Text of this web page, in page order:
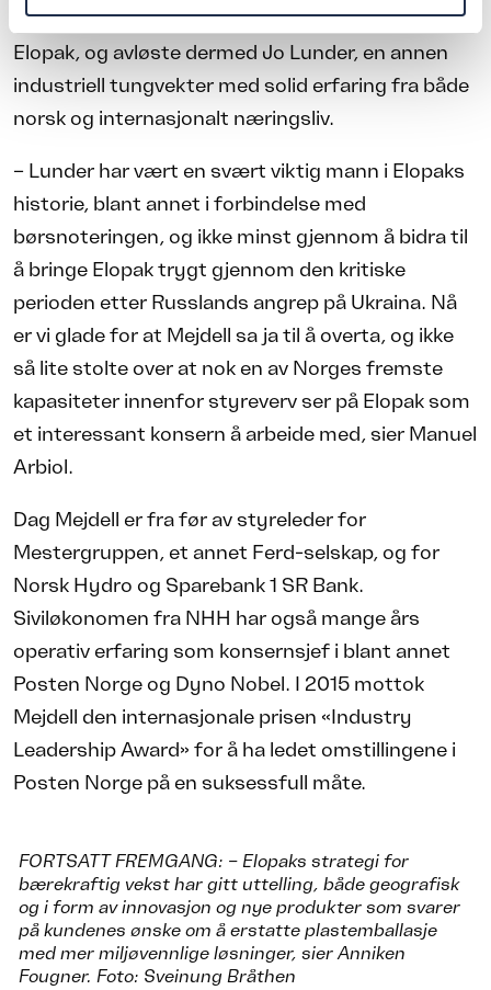
I mai i år overtok Dag Mejdell som styreleder for
Elopak, og avløste dermed Jo Lunder, en annen
industriell tungvekter med solid erfaring fra både
norsk og internasjonalt næringsliv.
– Lunder har vært en svært viktig mann i Elopaks
historie, blant annet i forbindelse med
børsnoteringen, og ikke minst gjennom å bidra til
å bringe Elopak trygt gjennom den kritiske
perioden etter Russlands angrep på Ukraina. Nå
er vi glade for at Mejdell sa ja til å overta, og ikke
så lite stolte over at nok en av Norges fremste
kapasiteter innenfor styreverv ser på Elopak som
et interessant konsern å arbeide med, sier Manuel
Arbiol.
Dag Mejdell er fra før av styreleder for
Mestergruppen, et annet Ferd-selskap, og for
Norsk Hydro og Sparebank 1 SR Bank.
Siviløkonomen fra NHH har også mange års
operativ erfaring som konsernsjef i blant annet
Posten Norge og Dyno Nobel. I 2015 mottok
Mejdell den internasjonale prisen «Industry
Leadership Award» for å ha ledet omstillingene i
Posten Norge på en suksessfull måte.
FORTSATT FREMGANG: – Elopaks strategi for
bærekraftig vekst har gitt uttelling, både geografisk
og i form av innovasjon og nye produkter som svarer
på kundenes ønske om å erstatte plastemballasje
med mer miljøvennlige løsninger, sier Anniken
Fougner. Foto: Sveinung Bråthen